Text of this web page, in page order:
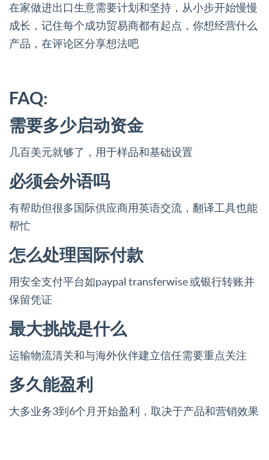
在家做进出口生意需要计划和坚持，从小步开始慢慢
成长，记住每个成功贸易商都有起点，你想经营什么
产品，在评论区分享想法吧
FAQ:
需要多少启动资金
几百美元就够了，用于样品和基础设置
必须会外语吗
有帮助但很多国际供应商用英语交流，翻译工具也能
帮忙
怎么处理国际付款
用安全支付平台如paypal transferwise 或银行转账并
保留凭证
最大挑战是什么
运输物流清关和与海外伙伴建立信任需要重点关注
多久能盈利
大多业务3到6个月开始盈利，取决于产品和营销效果